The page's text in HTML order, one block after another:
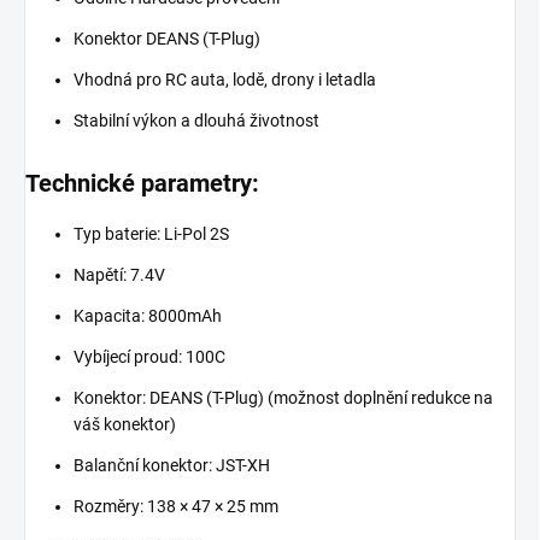
Konektor DEANS (T-Plug)
Vhodná pro RC auta, lodě, drony i letadla
Stabilní výkon a dlouhá životnost
Technické parametry:
Typ baterie: Li-Pol 2S
Napětí: 7.4V
Kapacita: 8000mAh
Vybíjecí proud: 100C
Konektor: DEANS (T-Plug) (možnost doplnění redukce na
váš konektor)
Balanční konektor: JST-XH
Rozměry: 138 × 47 × 25 mm